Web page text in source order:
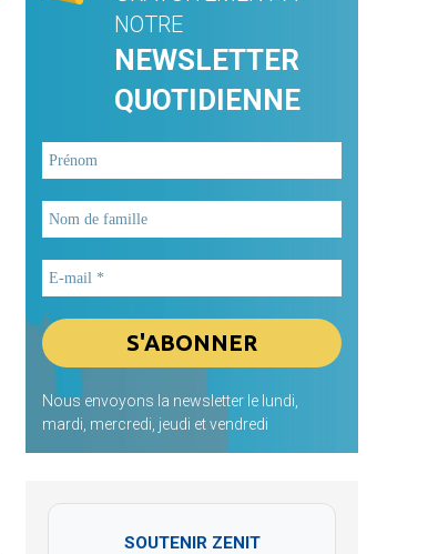
NOTRE
NEWSLETTER
QUOTIDIENNE
Nous envoyons la newsletter le lundi,
mardi, mercredi, jeudi et vendredi
SOUTENIR ZENIT